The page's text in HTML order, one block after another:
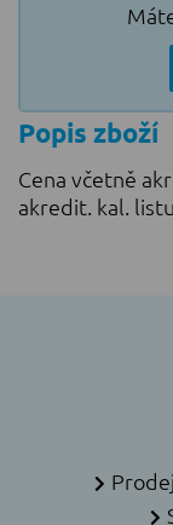
Popis zboží
Cena včetně
akredit. kal. listu